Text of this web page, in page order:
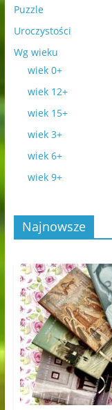
Puzzle
Uroczystości
Wg wieku
wiek 0+
wiek 12+
wiek 15+
wiek 3+
wiek 6+
wiek 9+
Najnowsze